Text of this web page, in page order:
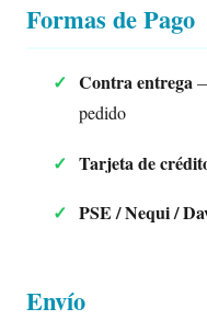
Formas de Pago
Contra entrega
pedido
Tarjeta de
PSE / Nequi /
Envío